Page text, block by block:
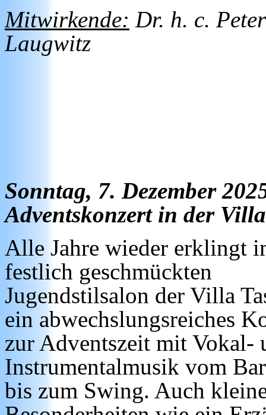
Mitwirkende: Dr. h. c.
Laugwitz
Sonntag, 7. Dezember
Adventskonzert in der
Alle Jahre wieder erklingt
festlich geschmückten
Jugendstilsalon der Villa
ein abwechslungsreiches
zur Adventszeit mit Vokal-
Instrumentalmusik vom
bis zum Swing. Auch